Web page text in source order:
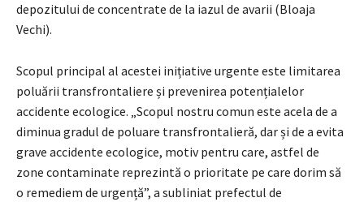
depozitului de concentrate de la iazul de avarii (Bloaja
Vechi).
Scopul principal al acestei inițiative urgente este limitarea
poluării transfrontaliere și prevenirea potențialelor
accidente ecologice. „Scopul nostru comun este acela de a
diminua gradul de poluare transfrontalieră, dar și de a evita
grave accidente ecologice, motiv pentru care, astfel de
zone contaminate reprezintă o prioritate pe care dorim să
o remediem de urgență”, a subliniat prefectul de